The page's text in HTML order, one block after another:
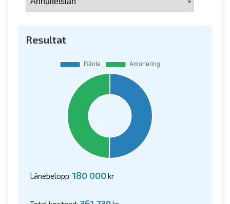
Resultat
Lånebelopp: 180 000kr